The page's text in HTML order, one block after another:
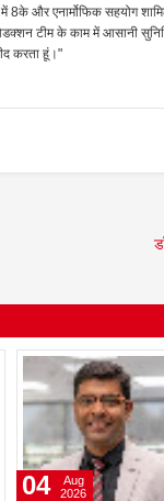
और एनार्मोफिक सहयोग
टीम के काम में आसानी
करता हूं।"
04
Aug
2026